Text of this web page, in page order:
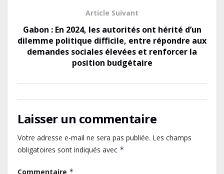
Article Suivant
Gabon : En 2024, les autorités ont hérité d’un
dilemme politique difficile, entre répondre aux
demandes sociales élevées et renforcer la
position budgétaire
Laisser un commentaire
Votre adresse e-mail ne sera pas publiée. Les champs
obligatoires sont indiqués avec *
Commentaire *